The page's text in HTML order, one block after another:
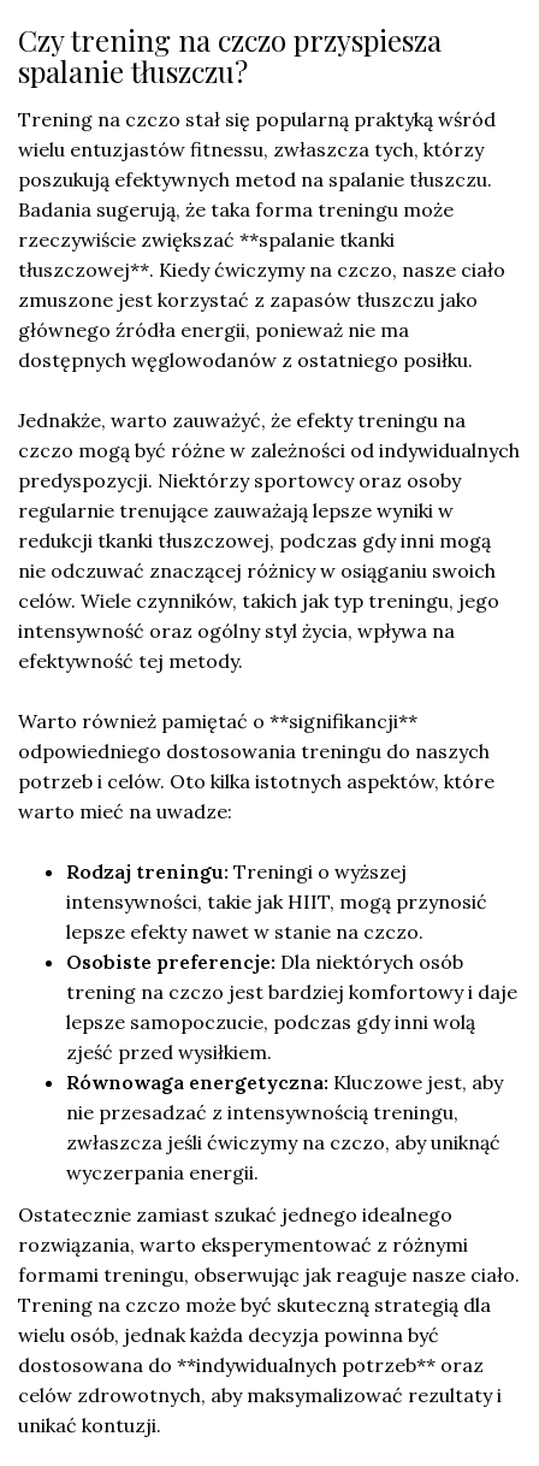
Czy trening na czczo przyspiesza
spalanie tłuszczu?
Trening na czczo stał się popularną praktyką wśród
wielu entuzjastów fitnessu, zwłaszcza tych, którzy
poszukują efektywnych metod na spalanie tłuszczu.
Badania sugerują, że taka forma treningu może
rzeczywiście zwiększać **spalanie tkanki
tłuszczowej**. Kiedy ćwiczymy na czczo, nasze ciało
zmuszone jest korzystać z zapasów tłuszczu jako
głównego źródła energii, ponieważ nie ma
dostępnych węglowodanów z ostatniego posiłku.
Jednakże, warto zauważyć, że efekty treningu na
czczo mogą być różne w zależności od indywidualnych
predyspozycji. Niektórzy sportowcy oraz osoby
regularnie trenujące zauważają lepsze wyniki w
redukcji tkanki tłuszczowej, podczas gdy inni mogą
nie odczuwać znaczącej różnicy w osiąganiu swoich
celów. Wiele czynników, takich jak typ treningu, jego
intensywność oraz ogólny styl życia, wpływa na
efektywność tej metody.
Warto również pamiętać o **signifikancji**
odpowiedniego dostosowania treningu do naszych
potrzeb i celów. Oto kilka istotnych aspektów, które
warto mieć na uwadze:
Rodzaj treningu: Treningi o wyższej
intensywności, takie jak HIIT, mogą przynosić
lepsze efekty nawet w stanie na czczo.
Osobiste preferencje: Dla niektórych osób
trening na czczo jest bardziej komfortowy i daje
lepsze samopoczucie, podczas gdy inni wolą
zjeść przed wysiłkiem.
Równowaga energetyczna: Kluczowe jest, aby
nie przesadzać z intensywnością treningu,
zwłaszcza jeśli ćwiczymy na czczo, aby uniknąć
wyczerpania energii.
Ostatecznie zamiast szukać jednego idealnego
rozwiązania, warto eksperymentować z różnymi
formami treningu, obserwując jak reaguje nasze ciało.
Trening na czczo może być skuteczną strategią dla
wielu osób, jednak każda decyzja powinna być
dostosowana do **indywidualnych potrzeb** oraz
celów zdrowotnych, aby maksymalizować rezultaty i
unikać kontuzji.